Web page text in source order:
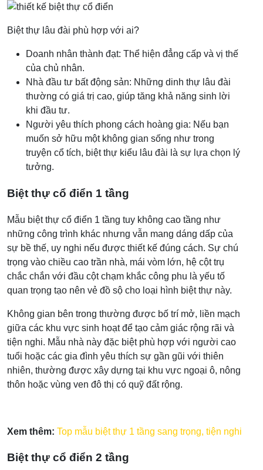
Biệt thự lâu đài phù hợp với ai?
Doanh nhân thành đạt: Thể hiện đẳng cấp và vị thế
của chủ nhân.
Nhà đầu tư bất động sản: Những dinh thự lâu đài
thường có giá trị cao, giúp tăng khả năng sinh lời
khi đầu tư.
Người yêu thích phong cách hoàng gia: Nếu bạn
muốn sở hữu một không gian sống như trong
truyện cổ tích, biệt thự kiểu lâu đài là sự lựa chọn lý
tưởng.
Biệt thự cổ điển 1 tầng
Mẫu biệt thự cổ điển 1 tầng tuy không cao tầng như
những công trình khác nhưng vẫn mang dáng dấp của
sự bề thế, uy nghi nếu được thiết kế đúng cách. Sự chú
trọng vào chiều cao trần nhà, mái vòm lớn, hệ cột trụ
chắc chắn với đầu cột chạm khắc công phu là yếu tố
quan trọng tạo nên vẻ đồ sộ cho loại hình biệt thự này.
Không gian bên trong thường được bố trí mở, liền mạch
giữa các khu vực sinh hoạt để tạo cảm giác rộng rãi và
tiện nghi. Mẫu nhà này đặc biệt phù hợp với người cao
tuổi hoặc các gia đình yêu thích sự gần gũi với thiên
nhiên, thường được xây dựng tại khu vực ngoại ô, nông
thôn hoặc vùng ven đô thị có quỹ đất rộng.
Xem thêm: Top mẫu biệt thự 1 tầng sang trọng, tiện nghi
Biệt thự cổ điển 2 tầng